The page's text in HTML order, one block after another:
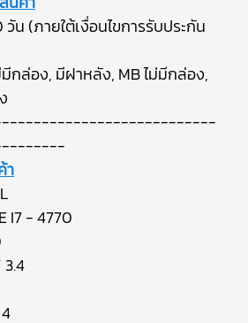
น (ภายใต้เงื่อนไขการรับประกัน
กล่อง, มีฝาหลัง, MB ไม่มีกล่อง,
า
I7 - 4770
3.4